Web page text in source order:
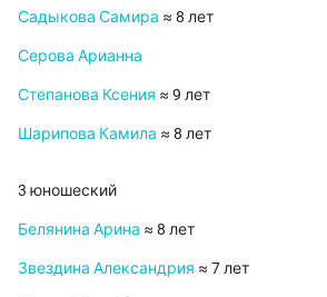
Садыкова Самира ≈ 8 лет
Серова Арианна
Степанова Ксения ≈ 9 лет
Шарипова Камила ≈ 8 лет
3 юношеский
Белянина Арина ≈ 8 лет
Звездина Александрия ≈ 7 лет